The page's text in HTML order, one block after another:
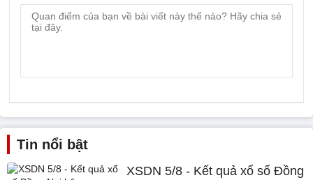
Tin nổi bật
XSDN 5/8 - Kết quả xổ số Đồng